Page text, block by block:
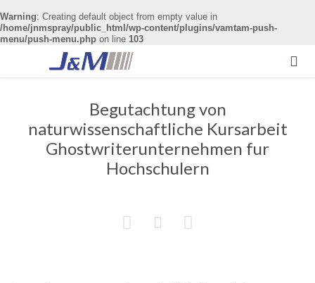
Warning: Creating default object from empty value in
/home/jnmspray/public_html/wp-content/plugins/vamtam-push-
menu/push-menu.php on line 103

Begutachtung von
naturwissenschaftliche Kursarbeit
Ghostwriterunternehmen fur
Hochschulern
  